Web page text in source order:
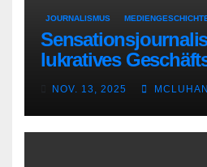
JOURNALISMUS
lukratives
NOV. 13, 2025 MCLUHAN